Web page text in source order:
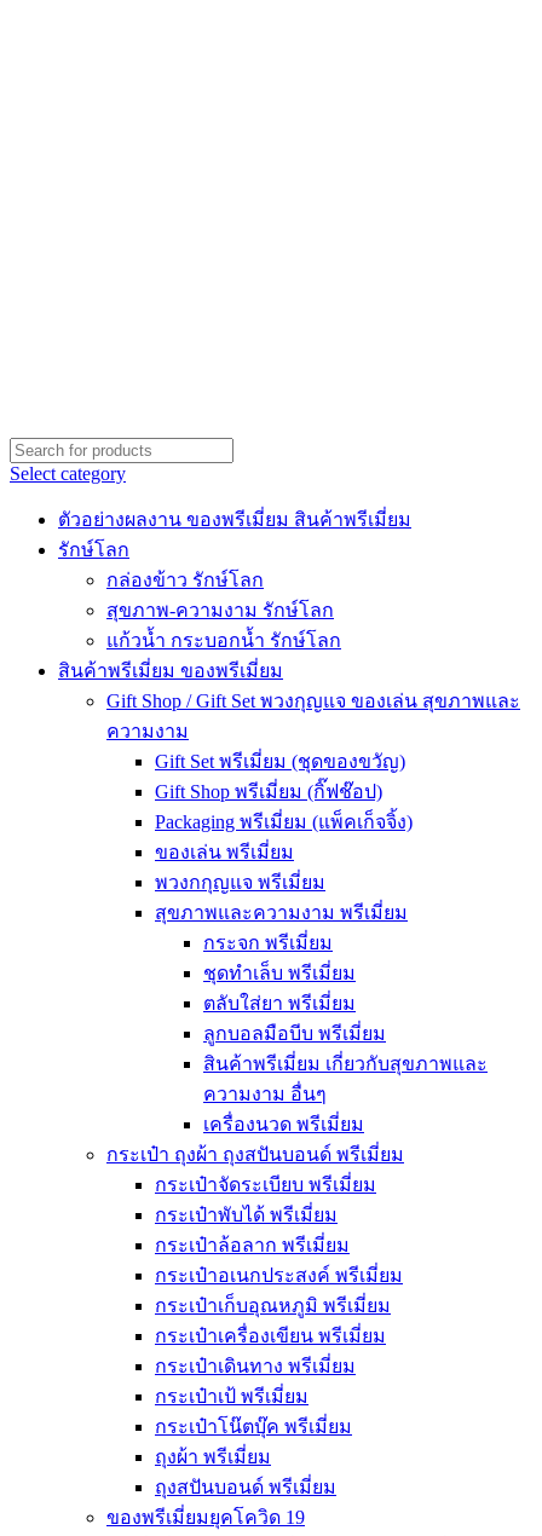
Select category
ตัวอย่างผลงาน ของพรีเมี่ยม สินค้าพรีเมี่ยม
รักษ์โลก
กล่องข้าว รักษ์โลก
สุขภาพ-ความงาม รักษ์โลก
แก้วน้ำ กระบอกน้ำ รักษ์โลก
สินค้าพรีเมี่ยม ของพรีเมี่ยม
Gift Shop / Gift Set พวงกุญแจ ของเล่น สุขภาพและ
ความงาม
Gift Set พรีเมี่ยม (ชุดของขวัญ)
Gift Shop พรีเมี่ยม (กิ๊ฟช๊อป)
Packaging พรีเมี่ยม (แพ็คเก็จจิ้ง)
ของเล่น พรีเมี่ยม
พวงกกุญแจ พรีเมี่ยม
สุขภาพและความงาม พรีเมี่ยม
กระจก พรีเมี่ยม
ชุดทำเล็บ พรีเมี่ยม
ตลับใส่ยา พรีเมี่ยม
ลูกบอลมือบีบ พรีเมี่ยม
สินค้าพรีเมี่ยม เกี่ยวกับสุขภาพและ
ความงาม อื่นๆ
เครื่องนวด พรีเมี่ยม
กระเป๋า ถุงผ้า ถุงสปันบอนด์ พรีเมี่ยม
กระเป๋าจัดระเบียบ พรีเมี่ยม
กระเป๋าพับได้ พรีเมี่ยม
กระเป๋าล้อลาก พรีเมี่ยม
กระเป๋าอเนกประสงค์ พรีเมี่ยม
กระเป๋าเก็บอุณหภูมิ พรีเมี่ยม
กระเป๋าเครื่องเขียน พรีเมี่ยม
กระเป๋าเดินทาง พรีเมี่ยม
กระเป๋าเป้ พรีเมี่ยม
กระเป๋าโน๊ตบุ๊ค พรีเมี่ยม
ถุงผ้า พรีเมี่ยม
ถุงสปันบอนด์ พรีเมี่ยม
ของพรีเมี่ยมยุคโควิด 19